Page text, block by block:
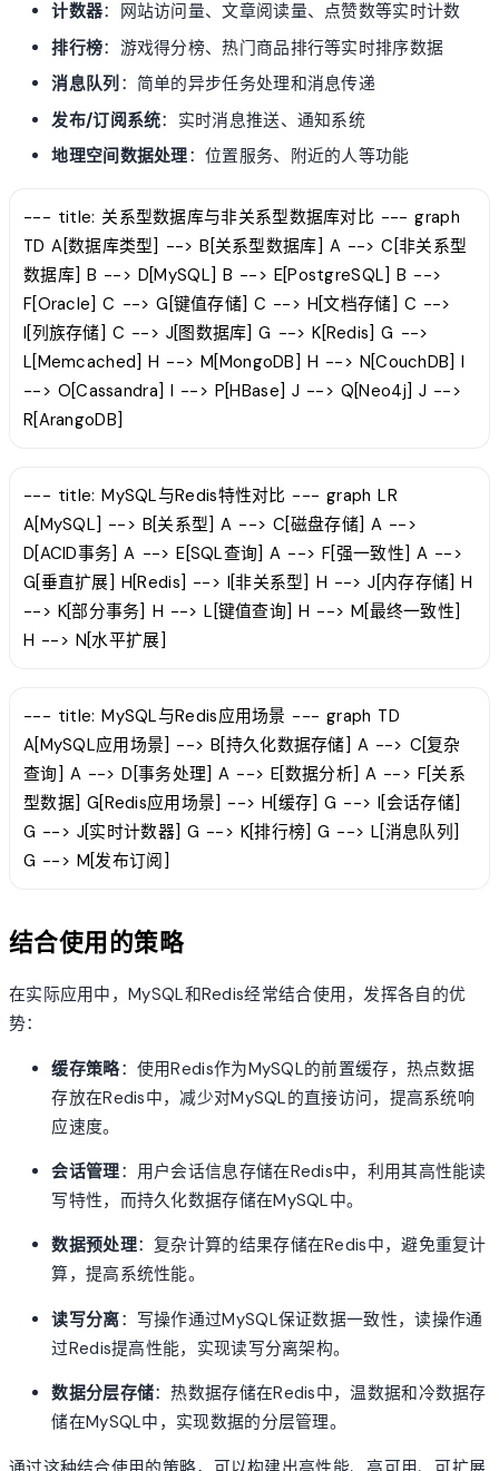
计数器：网站访问量、文章阅读量、点赞数等实时计数
排行榜：游戏得分榜、热门商品排行等实时排序数据
消息队列 ：简单的异步任务处理和消息传递
发布/订阅系统：实时消息推送、通知系统
地理空间数据处理：位置服务、附近的人等功能
--- title: 关系型数据库与非关系型数据库对比 --- graph
TD A[数据库类型] --> B[关系型数据库] A --> C[非关系型
数据库] B --> D[MySQL] B --> E[PostgreSQL] B -->
F[Oracle] C --> G[键值存储] C --> H[文档存储] C -->
I[列族存储] C --> J[图数据库] G --> K[Redis] G -->
L[Memcached] H --> M[MongoDB] H --> N[CouchDB] I
--> O[Cassandra] I --> P[HBase] J --> Q[Neo4j] J -->
R[ArangoDB]
--- title: MySQL与Redis特性对比 --- graph LR
A[MySQL] --> B[关系型] A --> C[磁盘存储] A -->
D[ACID事务] A --> E[SQL查询] A --> F[强一致性] A -->
G[垂直扩展] H[Redis] --> I[非关系型] H --> J[内存存储] H
--> K[部分事务] H --> L[键值查询] H --> M[最终一致性]
H --> N[水平扩展]
--- title: MySQL与Redis应用场景 --- graph TD
A[MySQL应用场景] --> B[持久化数据存储] A --> C[复杂
查询] A --> D[事务处理] A --> E[数据分析] A --> F[关系
型数据] G[Redis应用场景] --> H[缓存] G --> I[会话存储]
G --> J[实时计数器] G --> K[排行榜] G --> L[消息队列]
G --> M[发布订阅]
结合使用的策略
在实际应用中，MySQL和Redis经常结合使用，发挥各自的优
势：
缓存策略：使用Redis作为MySQL的前置缓存，热点数据
存放在Redis中，减少对MySQL的直接访问，提高系统响
应速度。
会话管理：用户会话信息存储在Redis中，利用其高性能读
写特性，而持久化数据存储在MySQL中。
数据预处理：复杂计算的结果存储在Redis中，避免重复计
算，提高系统性能。
读写分离：写操作通过MySQL保证数据一致性，读操作通
过Redis提高性能，实现读写分离架构。
数据分层存储：热数据存储在Redis中，温数据和冷数据存
储在MySQL中，实现数据的分层管理。